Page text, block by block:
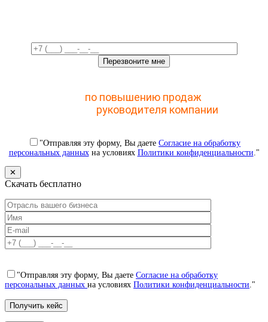
по повышению продаж
руководителя компании
"Отправляя эту форму, Вы даете Согласие на обработку
персональных данныхна условиях Политики конфиденциальности ."
✕
Скачать бесплатно
"Отправляя эту форму, Вы даете Согласие на обработку
персональных данных на условиях Политики конфиденциальности ."